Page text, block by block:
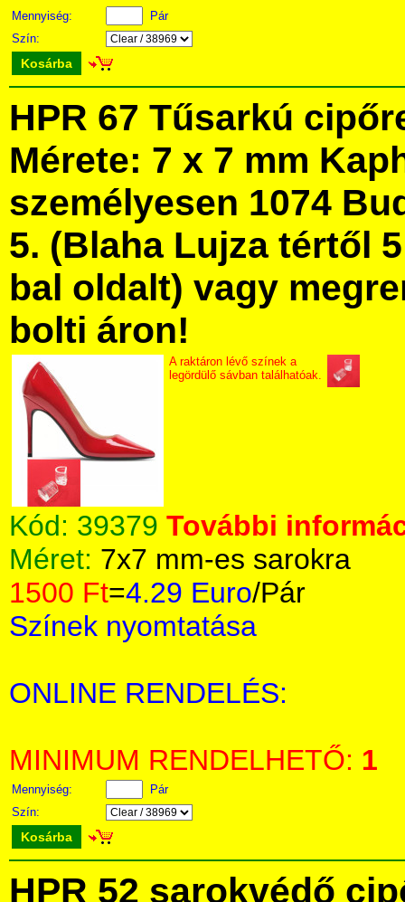
Mennyiség:
Pár
Szín:
Kosárba
HPR 67 Tűsarkú
Mérete: 7 x 7 mm
személyesen 1074
5. (Blaha Lujza tértől
bal oldalt) vagy
bolti áron!
A raktáron lévő színek a
legördülő sávban találhatóak.
Kód: 39379 További
Méret: 7x7 mm-es sarokra
1500 Ft=4.29 Euro/Pár
Színek nyomtatása
ONLINE RENDELÉS:
MINIMUM RENDELHETŐ: 1
Mennyiség:
Pár
Szín:
Kosárba
HPR 52 sarokvédő